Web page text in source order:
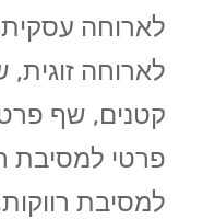
לארוחה
לארוחה זוגית,
קטנים, שף
פרטי למסיבת
למסיבת